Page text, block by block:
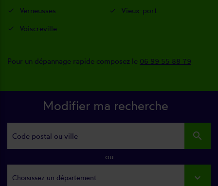
Verneusses
Vieux-port
Voiscreville
Pour un dépannage rapide composez le 06 99 55 88 79
Modifier ma recherche
search
ou
Choisissez un département